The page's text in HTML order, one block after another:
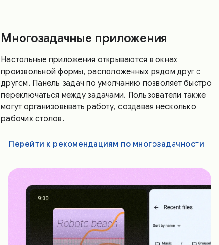
Многозадачные приложения
Настольные приложения открываются в окнах
произвольной формы, расположенных рядом друг с
другом. Панель задач по умолчанию позволяет быстро
переключаться между задачами. Пользователи также
могут организовывать работу, создавая несколько
рабочих столов.
Перейти к рекомендациям по многозадачности